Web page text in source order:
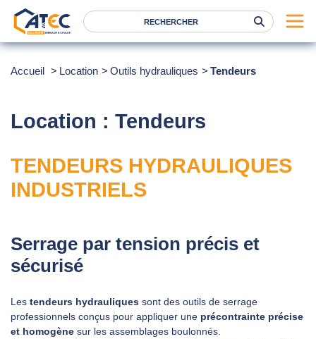
Services
Nos agences
RSE
Accueil Location Outils hydrauliques Tendeurs
Location : Tendeurs
TENDEURS HYDRAULIQUES
INDUSTRIELS
Serrage par tension précis et
sécurisé
Les tendeurs hydrauliques sont des outils de serrage
professionnels conçus pour appliquer une précontrainte précise
et homogène sur les assemblages boulonnés.